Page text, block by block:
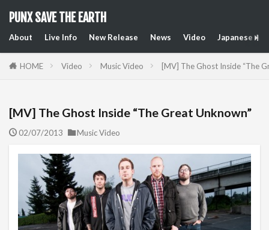
PUNX SAVE THE EARTH
About Live Info New Release News Video Japanese
HOME Video Music Video [MV] The Ghost Inside “The
[MV] The Ghost Inside “The Great Unknown”
02/07/2013 Music Video